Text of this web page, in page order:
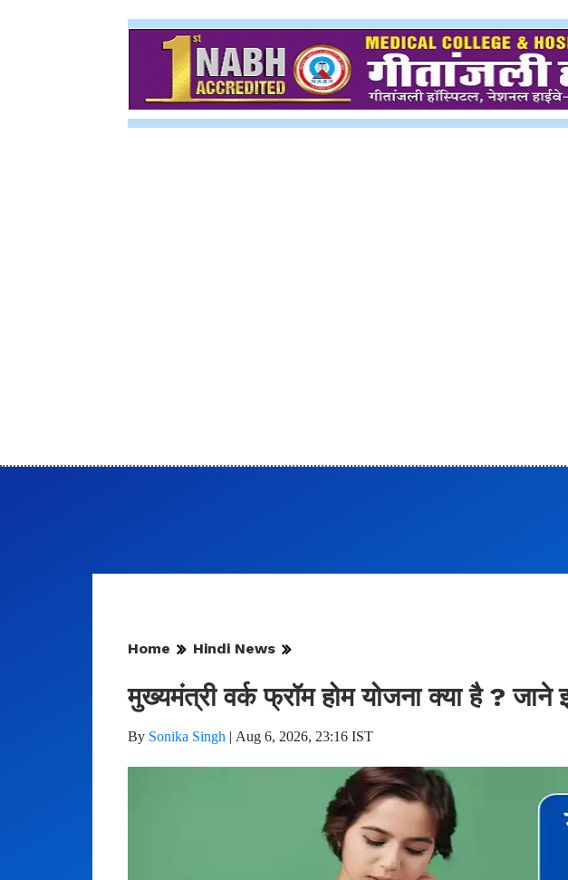
Home Hindi News
मुख्यमंत्री वर्क फ्रॉम होम योजना क्या है ?
By Sonika Singh | Aug 6, 2026, 23:16 IST